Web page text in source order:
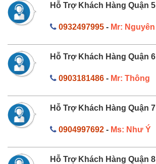
Hỗ Trợ Khách Hàng Quận 5
0932497995- Mr: Nguyên
Hỗ Trợ Khách Hàng Quận 6
0903181486- Mr: Thông
Hỗ Trợ Khách Hàng Quận 7
0904997692- Ms: Như Ý
Hỗ Trợ Khách Hàng Quận 8